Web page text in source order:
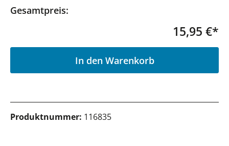
Gesamtpreis:
15,95 €*
In den Warenkorb
Produktnummer: 116835